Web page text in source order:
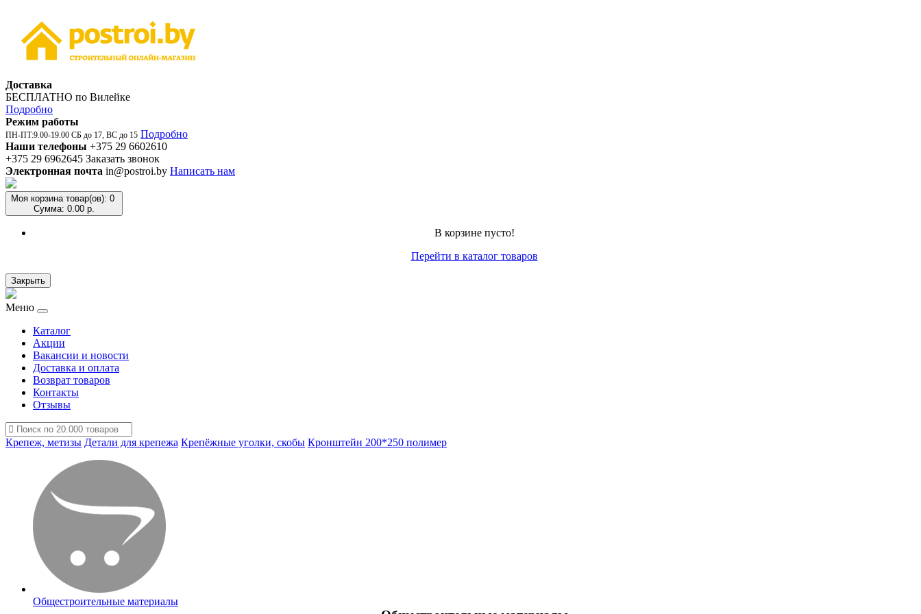
Доставка
БЕСПЛАТНО по Вилейке
Подробно
Режим работы
ПН-ПТ:9.00-19.00 СБ до 17, ВС до 15 Подробно
Наши телефоны +375 29 6602610
+375 29 6962645 Заказать звонок
Электронная почта in@postroi.by Написать нам
Моя корзина товар(ов): 0
Сумма: 0.00 р.
В корзине пусто!
Перейти в каталог товаров
Закрыть
Меню
Каталог
Акции
Вакансии и новости
Доставка и оплата
Возврат товаров
Контакты
Отзывы
Крепеж, метизы Детали для крепежа Крепёжные уголки, скобы Кронштейн 200*250 полимер
Общестроительные материалы